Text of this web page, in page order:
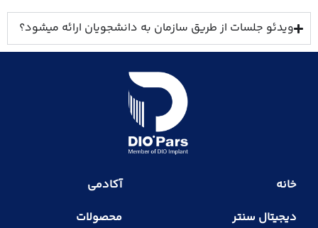
ویدئو جلسات از طریق سازمان به دانشجویان ارائه میشود؟
خانه
دیجیتال سنتر
آکادمی
محصولات